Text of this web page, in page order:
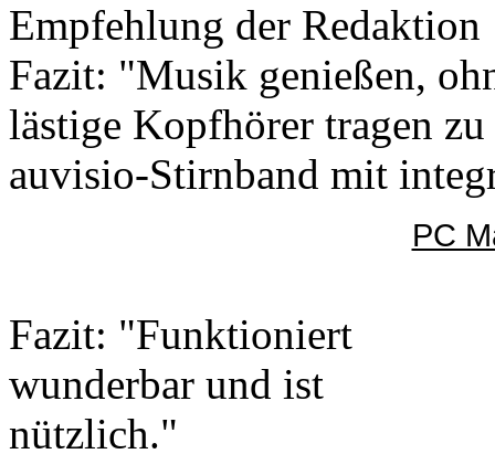
Empfehlung der Redaktion
Fazit: "Musik genießen,
lästige Kopfhörer tragen
auvisio-Stirnband mit
PC
Fazit: "Funktioniert
wunderbar und ist
nützlich."